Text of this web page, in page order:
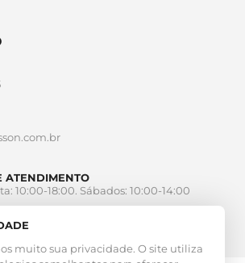
ATENDIMENTO
10:00-18:00. Sábados: 10:00-14:00
muito sua privacidade. O site utiliza